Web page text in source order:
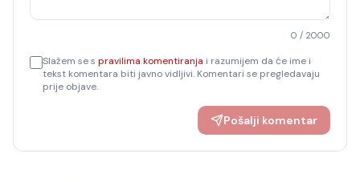
0 / 2000
Slažem se s pravilima komentiranja i razumijem da će ime i
tekst komentara biti javno vidljivi. Komentari se pregledavaju
prije objave.
Pošalji komentar